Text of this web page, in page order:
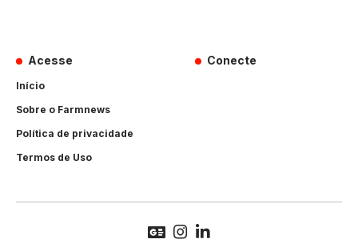
Acesse
Início
Sobre o Farmnews
Política de privacidade
Termos de Uso
Conecte